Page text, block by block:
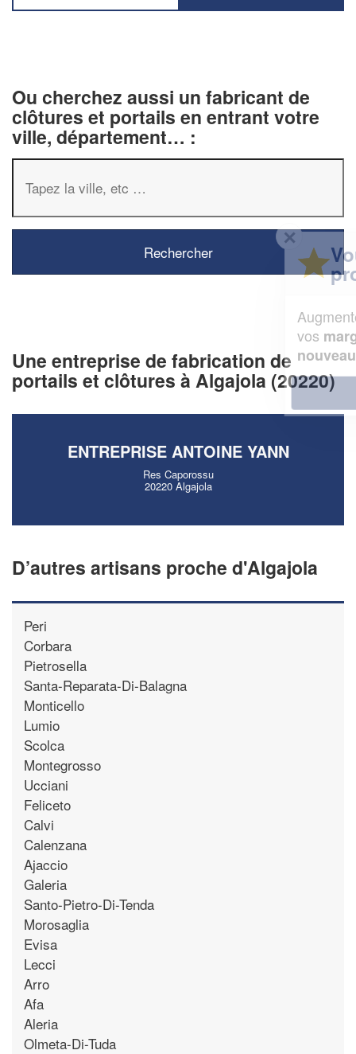
Ou cherchez aussi un fabricant de
clôtures et portails en entrant votre
ville, département… :
Une entreprise de fabrication de
portails et clôtures à Algajola (20220)
ENTREPRISE ANTOINE YANN
Res Caporossu
20220 Algajola
D’autres artisans proche d'Algajola
Peri
Corbara
Pietrosella
Santa-Reparata-Di-Balagna
Monticello
Lumio
Scolca
Montegrosso
Ucciani
Feliceto
Calvi
Calenzana
Ajaccio
Galeria
Santo-Pietro-Di-Tenda
Morosaglia
Evisa
Lecci
Arro
Afa
Aleria
Olmeta-Di-Tuda
✕
Vous êtes un
professionnel ?
chiffre d'affaireset
tout en gagnant de
nouveaux clients!
En savoir plus